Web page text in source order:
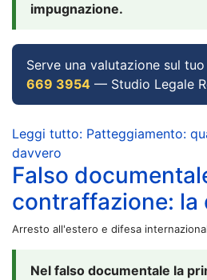
impugnazione.
Serve una valutazione sul
669 3954 — Studio Legale
Leggi tutto: Patteggiamento:
davvero
Falso
contraffazione: la
Arresto all'estero e difesa
Nel falso documentale la